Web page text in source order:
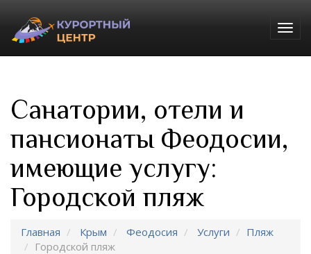
Санатории, отели и
пансионаты Феодосии,
имеющие услугу:
Городской пляж
Главная Крым Феодосия Услуги
Пляж
Городской пляж